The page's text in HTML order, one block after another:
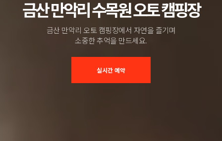
금산 만악리 수목원 오토 캠핑장
금산 만악리 오토 캠핑장에서 자연을 즐기며
소중한 추억을 만드세요.
실시간 예약